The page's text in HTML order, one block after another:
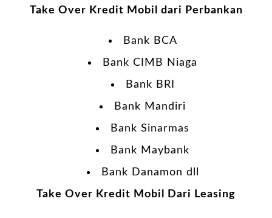
Take Over Kredit Mobil dari Perbankan
Bank BCA
Bank CIMB Niaga
Bank BRI
Bank Mandiri
Bank Sinarmas
Bank Maybank
Bank Danamon dll
Take Over Kredit Mobil Dari Leasing